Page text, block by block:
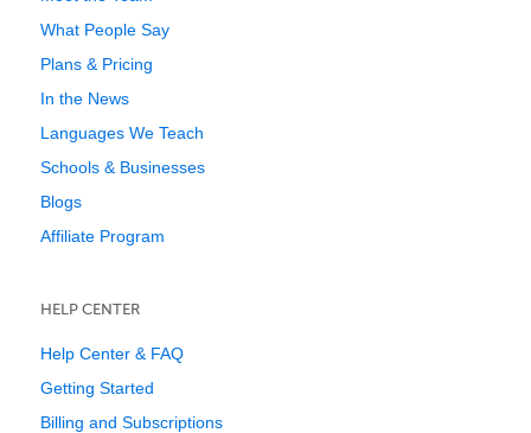
What People Say
Plans & Pricing
In the News
Languages We Teach
Schools & Businesses
Blogs
Affiliate Program
HELP CENTER
Help Center & FAQ
Getting Started
Billing and Subscriptions